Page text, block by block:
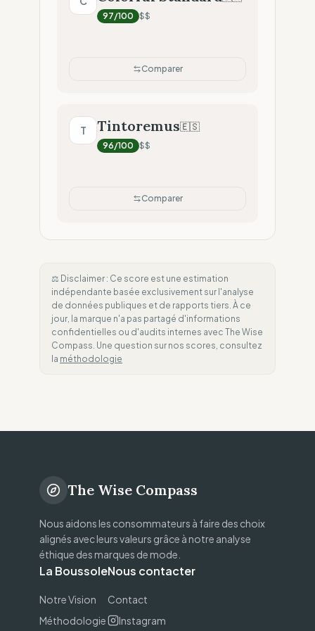
97/100 $$
Comparer
T Tintoremus🇪🇸
96/100 $$
Comparer
⚖️ Disclaimer : Ce score est une estimation
indépendante basée exclusivement sur l'analyse
de données publiques et de rapports tiers. À ce
jour, la marque n'a pas partagé d'informations
confidentielles ou d'audits internes avec The Wise
Compass. Une question sur nos scores, consultez
la méthodologie
The Wise Compass
Nous aidons les consommateurs à faire des choix
alignés avec leurs valeurs grâce à notre analyse
éthique des marques de mode.
La Boussole
Notre Vision
Méthodologie
Nous contacter
Contact
Instagram